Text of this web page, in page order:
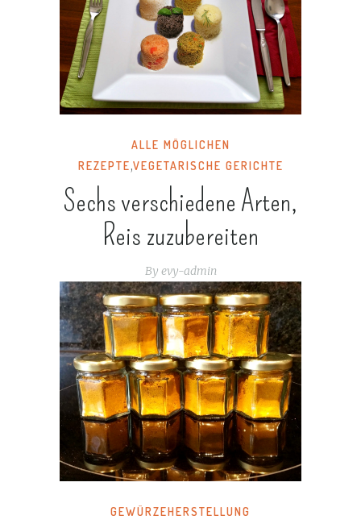
ALLE MÖGLICHEN
REZEPTE,VEGETARISCHE GERICHTE
Sechs verschiedene Arten,
Reis zuzubereiten
By evy-admin
GEWÜRZEHERSTELLUNG